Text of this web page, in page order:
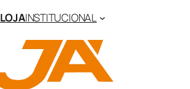
LOJAINSTITUCIONAL